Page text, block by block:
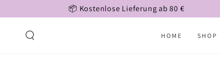
📦 Kostenlose Lieferung ab 80 €
HOME SHOP